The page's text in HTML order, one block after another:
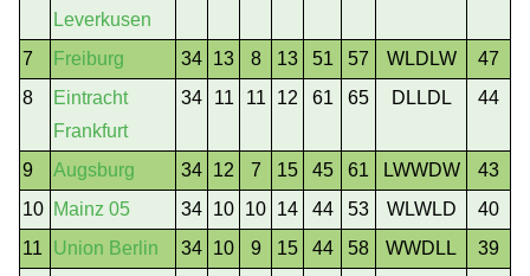
Leverkusen
7 Freiburg 34 13 8 13 51 57 WLDLW
47
8
Eintracht
Frankfurt
34 11 11 12 61 65 DLLDL 44
9 Augsburg 34 12 7 15 45 61 LWWDW
43
10 Mainz 05 34 10 10 14 44 53 WLWLD
40
11
Union Berlin 34 10 9 15 44 58 WWDLL
39